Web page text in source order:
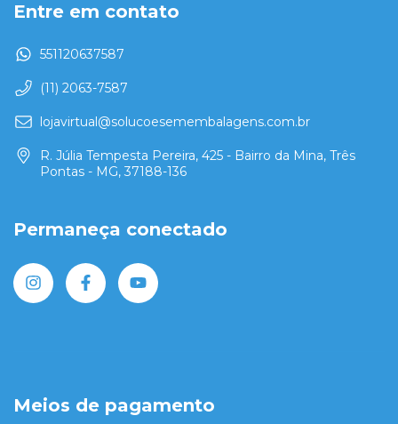
Entre em contato
551120637587
(11) 2063-7587
lojavirtual@solucoesemembalagens.com.br
R. Júlia Tempesta Pereira, 425 - Bairro da Mina, Três
Pontas - MG, 37188-136
Permaneça conectado
Meios de pagamento